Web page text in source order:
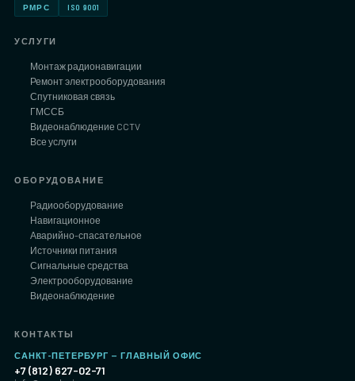
РМРС ISO 9001
УСЛУГИ
Монтаж радионавигации
Ремонт электрооборудования
Спутниковая связь
ГМССБ
Видеонаблюдение CCTV
Все услуги
ОБОРУДОВАНИЕ
Радиооборудование
Навигационное
Аварийно-спасательное
Источники питания
Сигнальные средства
Электрооборудование
Видеонаблюдение
КОНТАКТЫ
САНКТ-ПЕТЕРБУРГ — ГЛАВНЫЙ ОФИС
+7 (812) 627-02-71